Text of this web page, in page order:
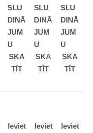
SLU
DINĀ
JUM
U
SKA
TĪT
SLU
DINĀ
JUM
U
SKA
TĪT
SLU
DINĀ
JUM
U
SKA
TĪT
Ieviet
Ieviet
Ieviet